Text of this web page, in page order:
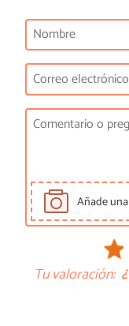
Añade
Tu valoración: